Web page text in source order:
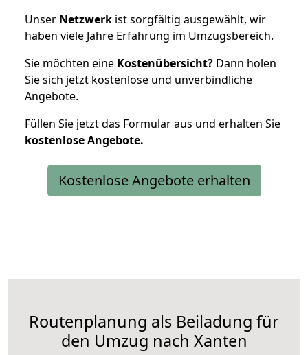
Unser Netzwerk ist sorgfältig ausgewählt, wir
haben viele Jahre Erfahrung im Umzugsbereich.
Sie möchten eine Kostenübersicht? Dann holen
Sie sich jetzt kostenlose und unverbindliche
Angebote.
Füllen Sie jetzt das Formular aus und erhalten Sie
kostenloseAngebote.
Kostenlose Angebote erhalten
Routenplanung als Beiladung für
den Umzug nach Xanten